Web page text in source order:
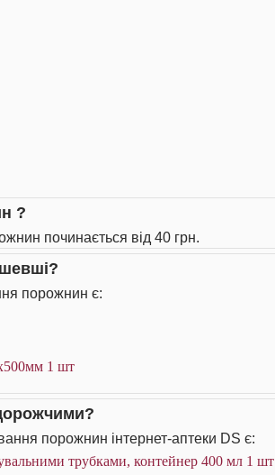
?
починається від 40 грн.
порожнин є:
1 шт
порожнин інтернет-аптеки DS є:
трубками, контейнер 400 мл 1 шт